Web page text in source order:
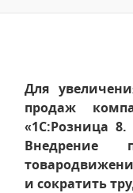
Для
продаж
«1С:Розница
Внедрение
и сократить